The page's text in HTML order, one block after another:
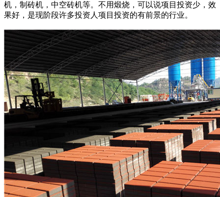
机，制砖机，中空砖机等。不用煅烧，可以说项目投资少，效
果好，是现阶段许多投资人项目投资的有前景的行业。